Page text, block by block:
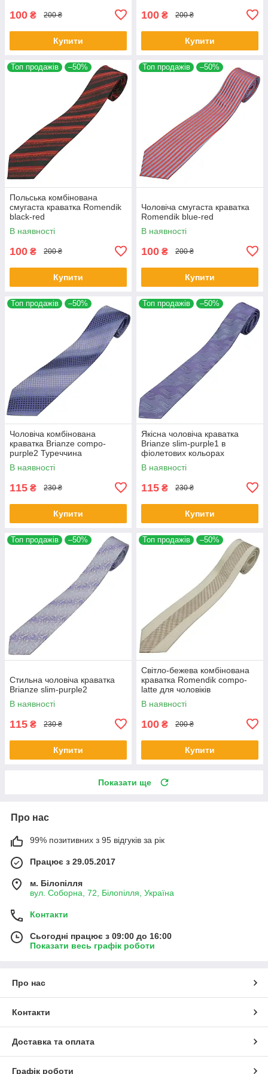
100 ₴ 200 ₴
Купити
100 ₴ 200 ₴
Купити
Топ продажів –50%
Польська комбінована
смугаста краватка Romendik
black-red
В наявності
100 ₴ 200 ₴
Купити
Топ продажів –50%
Чоловіча смугаста краватка
Romendik blue-red
В наявності
100 ₴ 200 ₴
Купити
Топ продажів –50%
Чоловіча комбінована
краватка Brianze compo-
purple2 Туреччина
В наявності
115 ₴ 230 ₴
Купити
Топ продажів –50%
Якісна чоловіча краватка
Brianze slim-purple1 в
фіолетових кольорах
В наявності
115 ₴ 230 ₴
Купити
Топ продажів –50%
Стильна чоловіча краватка
Brianze slim-purple2
В наявності
115 ₴ 230 ₴
Купити
Топ продажів –50%
Світло-бежева комбінована
краватка Romendik compo-
latte для чоловіків
В наявності
100 ₴ 200 ₴
Купити
Показати ще
Про нас
99% позитивних з 95 відгуків за рік
Працює з 29.05.2017
м. Білопілля
вул. Соборна, 72, Білопілля, Україна
Контакти
Сьогодні працює з 09:00 до 16:00
Показати весь графік роботи
Про нас
Контакти
Доставка та оплата
Графік роботи